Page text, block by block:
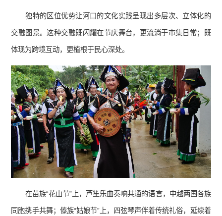
独特的区位优势让河口的文化实践呈现出多层次、立体化的
交融图景。这种交融既闪耀在节庆舞台，更流淌于市集日常；既
体现为跨境互动，更植根于民心深处。
在苗族“花山节”上，芦笙乐曲奏响共通的语言，中越两国各族
同胞携手共舞；傣族“姑娘节”上，四弦琴声伴着传统礼俗，延续着